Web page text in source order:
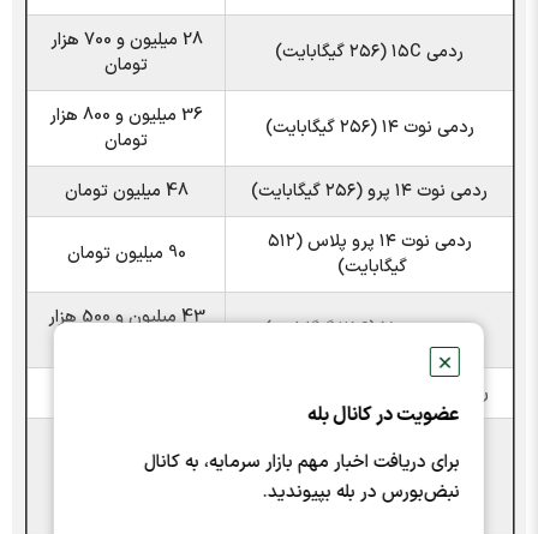
✕
عضویت در کانال بله
برای دریافت اخبار مهم بازار سرمایه، به کانال
نبض‌بورس در بله بپیوندید.
ردمی ۱۵C (۲۵۶ گیگابایت)
28 میلیون و 700 هزار
تومان
ردمی نوت ۱۴ (۲۵۶ گیگابایت)
36 میلیون و 800 هزار
تومان
ردمی نوت ۱۴ پرو (۲۵۶ گیگابایت)
48 میلیون تومان
ردمی نوت ۱۴ پرو پلاس (۵۱۲
گیگابایت)
90 میلیون تومان
ردمی نوت 15 (۲۵۶ گیگابایت)
43 میلیون و 500 هزار
ردمی نوت 15 پرو (۲۵۶ گیگابایت)
ردمی نوت 15 پرو پلاس (۵۱۲
گیگابایت)
100 میلیون تومان